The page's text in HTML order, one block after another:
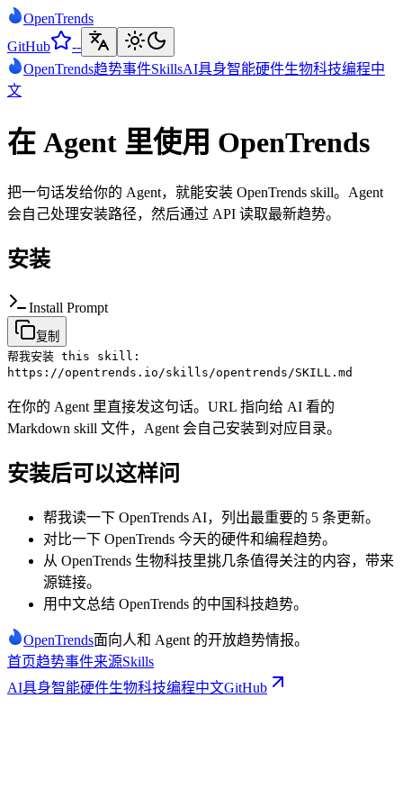
OpenTrends
GitHub
--
OpenTrends趋势事件SkillsAI具身智能硬件生物科技编程中
文
在 Agent 里使用 OpenTrends
把一句话发给你的 Agent，就能安装 OpenTrends skill。Agent
会自己处理安装路径，然后通过 API 读取最新趋势。
安装
Install Prompt
复制
帮我安装 this skill:
https://opentrends.io/skills/opentrends/SKILL.md
在你的 Agent 里直接发这句话。URL 指向给 AI 看的
Markdown skill 文件，Agent 会自己安装到对应目录。
安装后可以这样问
帮我读一下 OpenTrends AI，列出最重要的 5 条更新。
对比一下 OpenTrends 今天的硬件和编程趋势。
从 OpenTrends 生物科技里挑几条值得关注的内容，带来
源链接。
用中文总结 OpenTrends 的中国科技趋势。
OpenTrends面向人和 Agent 的开放趋势情报。
首页趋势事件来源Skills
AI具身智能硬件生物科技编程中文GitHub